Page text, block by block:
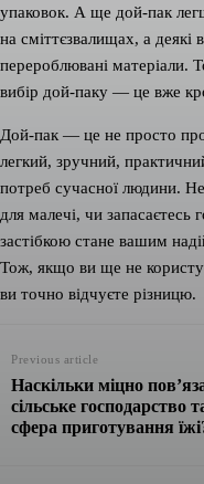
упаковок. А ще дой-пак
на сміттєзвалищах, а
перероблювані матеріали.
вибір дой-паку — це вже
Дой-пак — це не просто
легкий, зручний,
потреб сучасної людини.
для малечі, чи
застібкою стане вашим
Тож, якщо ви ще не
ви точно відчуєте різницю.
Previous article
Наскільки міцно
сільське господарство
сфера приготування